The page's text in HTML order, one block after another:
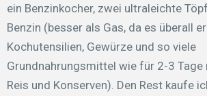
ein Benzinkocher, zwei ultraleichte
Benzin (besser als Gas, da es überall
Kochutensilien, Gewürze und so viele
Grundnahrungsmittel wie für 2-3 Tage
Reis und Konserven). Den Rest kaufe